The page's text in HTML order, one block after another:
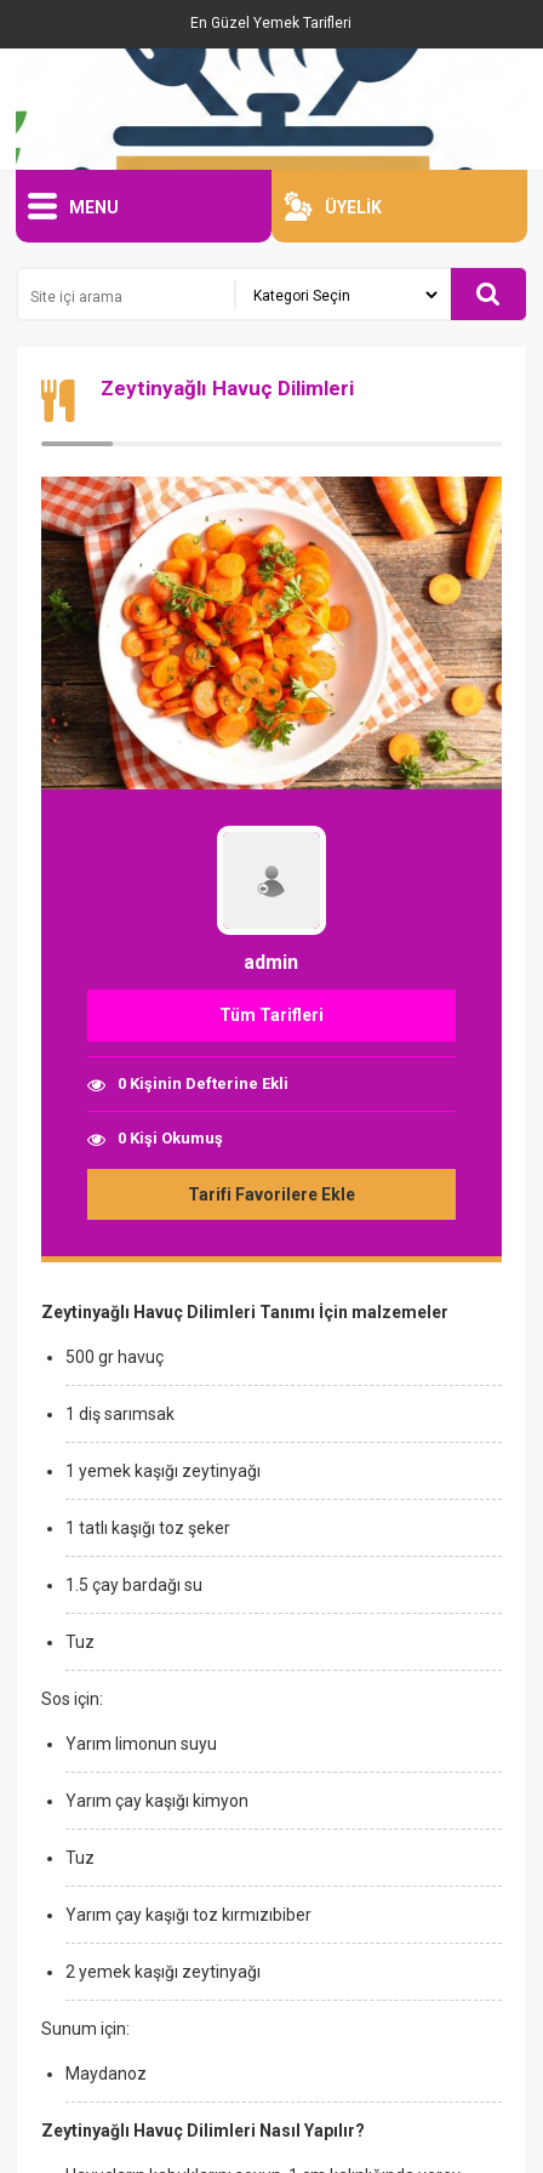
En Güzel Yemek Tarifleri
MENU ÜYELİK
Zeytinyağlı Havuç Dilimleri
admin
Tüm Tarifleri
0 Kişinin Defterine Ekli
0 Kişi Okumuş
Tarifi Favorilere Ekle
Zeytinyağlı Havuç Dilimleri Tanımı İçin malzemeler
500 gr havuç
1 diş sarımsak
1 yemek kaşığı zeytinyağı
1 tatlı kaşığı toz şeker
1.5 çay bardağı su
Tuz
Sos için:
Yarım limonun suyu
Yarım çay kaşığı kimyon
Tuz
Yarım çay kaşığı toz kırmızıbiber
2 yemek kaşığı zeytinyağı
Sunum için:
Maydanoz
Zeytinyağlı Havuç Dilimleri Nasıl Yapılır?